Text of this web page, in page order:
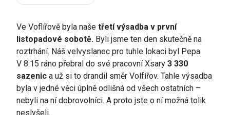
Ve Voflířově byla naše třetí výsadba v první
listopadové sobotě. Byli jsme ten den skutečně na
roztrhání. Náš velvyslanec pro tuhle lokaci byl Pepa.
V 8:15 ráno přebral do své pracovní Xsary 3 330
sazenic a už si to drandil směr Volfířov. Tahle výsadba
byla v jedné věci úplně odlišná od všech ostatních –
nebyli na ní dobrovolníci. A proto jste o ní možná tolik
neslyšeli.